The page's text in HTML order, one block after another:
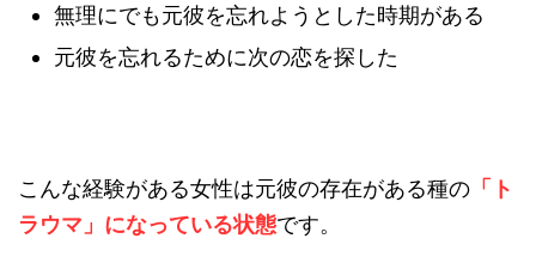
無理にでも元彼を忘れようとした時期がある
元彼を忘れるために次の恋を探した
こんな経験がある女性は元彼の存在がある種の 「ト
ラウマ」になっている状態です。